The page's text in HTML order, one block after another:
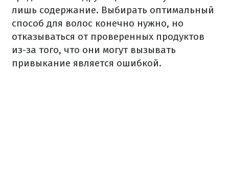
лишь содержание. Выбирать оптимальный
способ для волос конечно нужно, но
отказываться от проверенных продуктов
из-за того, что они могут вызывать
привыкание является ошибкой.